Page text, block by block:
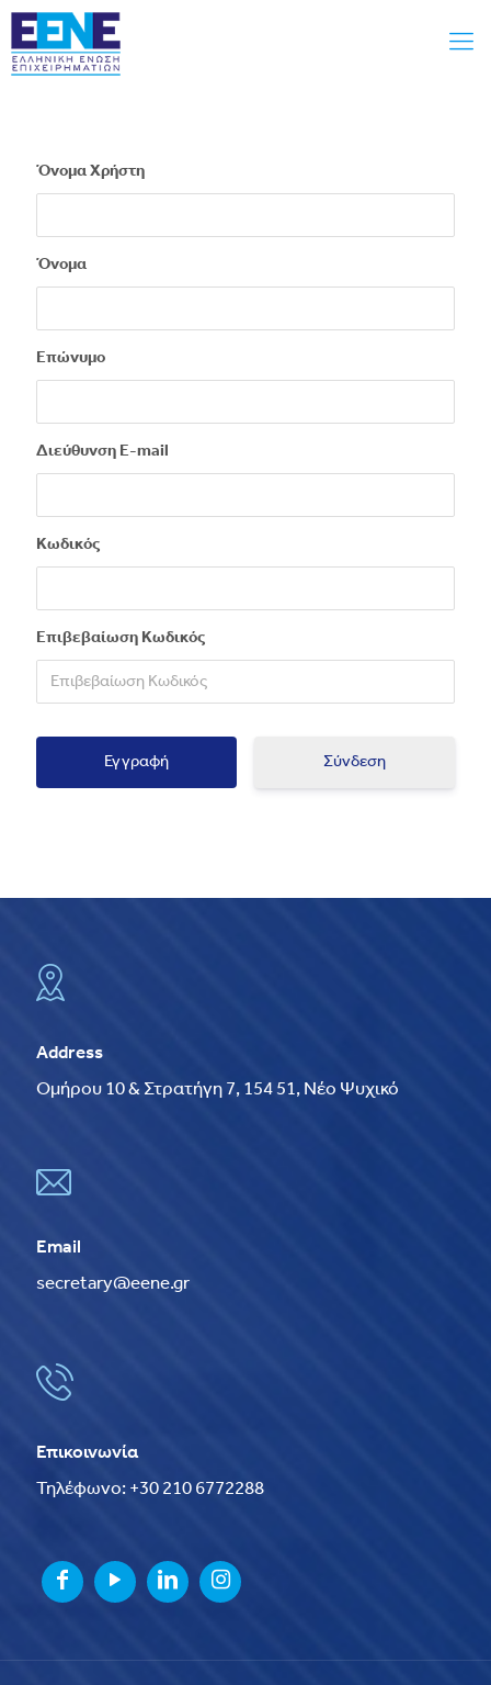
Όνομα Χρήστη
Όνομα
Επώνυμο
Διεύθυνση E-mail
Κωδικός
Επιβεβαίωση Κωδικός
Σύνδεση
Address
Ομήρου 10 & Στρατήγη 7, 154 51, Νέο Ψυχικό
Email
secretary@eene.gr
Επικοινωνία
Τηλέφωνο: +30 210 6772288